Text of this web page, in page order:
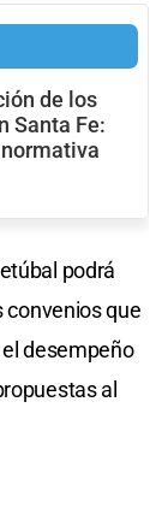
de los
Santa Fe:
podrá
convenios que
desempeño
al